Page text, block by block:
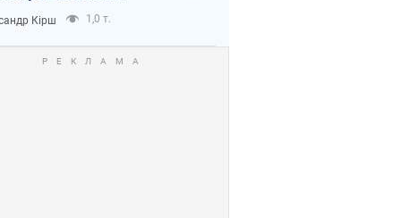
топ-рейтинги
Кірш 1,0 т.